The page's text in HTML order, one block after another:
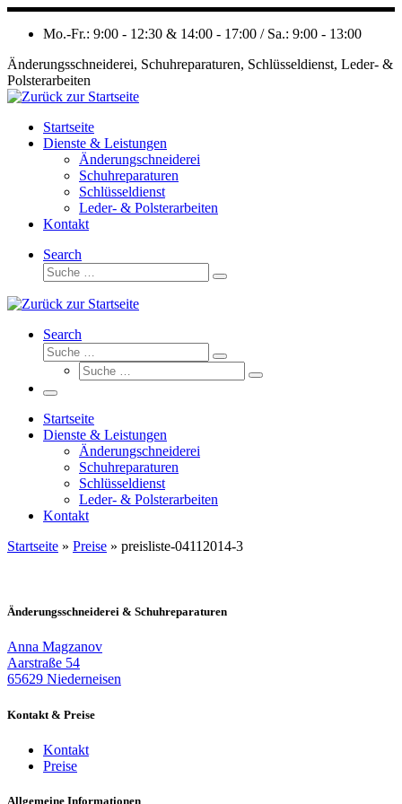
Zum
Inhalt
Mo.-Fr.: 9:00 - 12:30 & 14:00 - 17:00 / Sa.: 9:00 - 13:00
Änderungsschneiderei, Schuhreparaturen, Schlüsseldienst, Leder- &
Polsterarbeiten
Startseite
Dienste & Leistungen
Änderungschneiderei
Schuhreparaturen
Schlüsseldienst
Leder- & Polsterarbeiten
Kontakt
Search
Suche
Suche
Search
Suche
Suche
Suche
Suche
Menü
Startseite
Dienste & Leistungen
Änderungschneiderei
Schuhreparaturen
Schlüsseldienst
Leder- & Polsterarbeiten
Kontakt
Startseite » Preise » preisliste-04112014-3
Änderungsschneiderei & Schuhreparaturen
Anna Magzanov
Aarstraße 54
65629 Niederneisen
Kontakt & Preise
Kontakt
Preise
Allgemeine Informationen